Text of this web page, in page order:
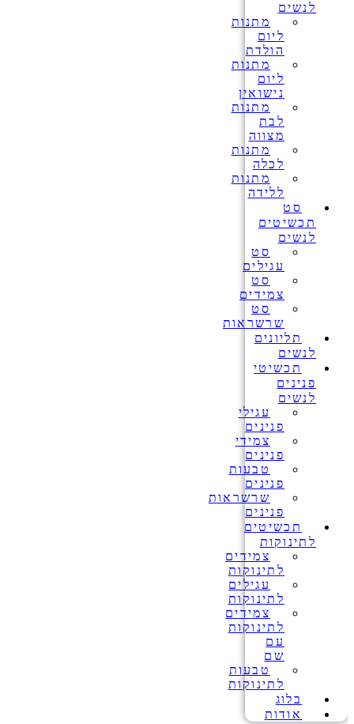
לנשים
מתנות
ליום
הולדת
מתנות
ליום
נישואין
מתנות
לבת
מצווה
מתנות
לכלה
מתנות
ללידה
סט
תכשיטים
לנשים
סט
עגילים
סט
צמידים
סט
שרשראות
תליונים
לנשים
תכשיטי
פנינים
לנשים
עגילי
פנינים
צמידי
פנינים
טבעות
פנינים
שרשראות
פנינים
תכשיטים
לתינוקות
צמידים
לתינוקות
עגילים
לתינוקות
צמידים
לתינוקות
עם
שם
טבעות
לתינוקות
בלוג
אודות